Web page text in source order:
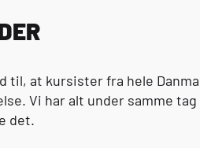
til, at kursister fra hele
Vi har alt under samme
det.